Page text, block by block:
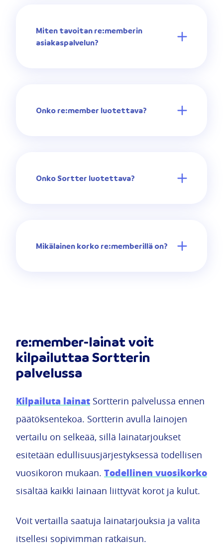
Miten tavoitan re:memberin
asiakaspalvelun?
Onko re:member luotettava?
Onko Sortter luotettava?
Mikälainen korko re:memberillä on?
re:member-lainat voit
kilpailuttaa Sortterin
palvelussa
Kilpailuta lainat Sortterin palvelussa ennen
päätöksentekoa. Sortterin avulla lainojen
vertailu on selkeää, sillä lainatarjoukset
esitetään edullisuusjärjestyksessä todellisen
vuosikoron mukaan. Todellinen vuosikorko
sisältää kaikki lainaan liittyvät korot ja kulut.
Voit vertailla saatuja lainatarjouksia ja valita
itsellesi sopivimman ratkaisun.